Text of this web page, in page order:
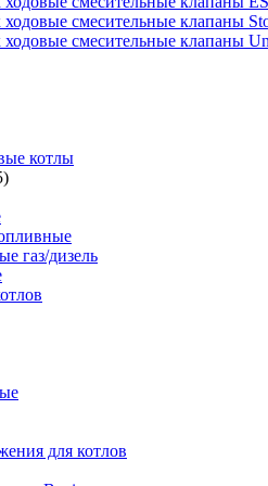
смесительные клапаны
ходовые смесительные клапаны
котлы
газ/дизель
для котлов